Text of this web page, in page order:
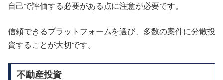
自己で評価する必要がある点に注意が必要です。
信頼できるプラットフォームを選び、多数の案件に分散投
資することが大切です。
不動産投資